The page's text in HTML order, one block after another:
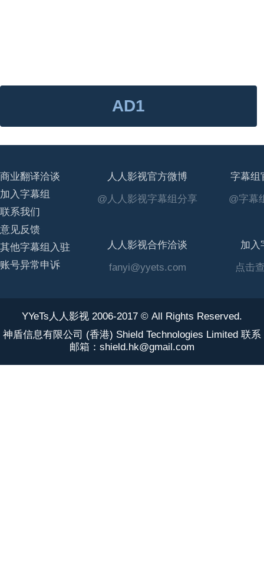
AD1
商业翻译洽谈
加入字幕组
联系我们
意见反馈
其他字幕组入驻
账号异常申诉
人人影视官方微博
@人人影视字幕组分享
字幕组
@字幕
人人影视合作洽谈
fanyi@yyets.com
加入
点击
YYeTs人人影视 2006-2017 © All Rights Reserved.
神盾信息有限公司 (香港) Shield Technologies Limited 联系
邮箱：shield.hk@gmail.com